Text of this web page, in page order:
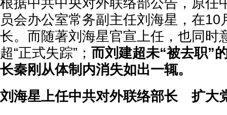
根据中共中央对外联络部公告，原任
员会办公室常务副主任刘海星，在10
长。而随著刘海星官宣上任，也同时
超“正式失踪”； 而刘建超未“被去职”
长秦刚从体制内消失如出一辄。
刘海星上任中共对外联络部长 扩大